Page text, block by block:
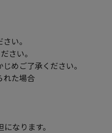
い。
さい。
めご了承ください。
れた場合
なります。